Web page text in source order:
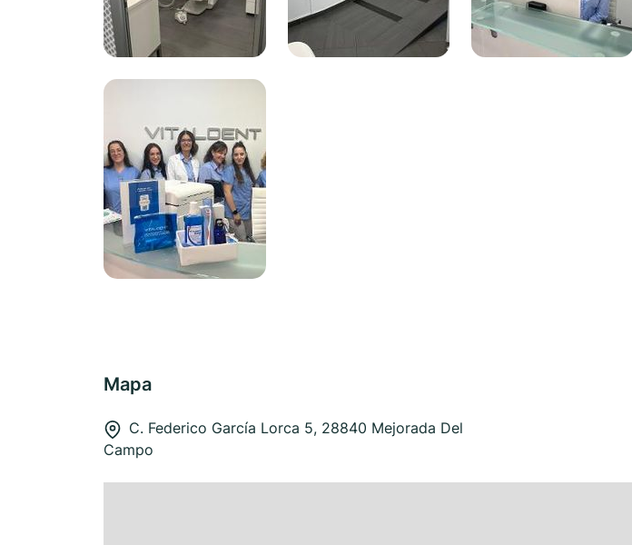
Mapa
C. Federico García Lorca 5, 28840 Mejorada Del
Campo